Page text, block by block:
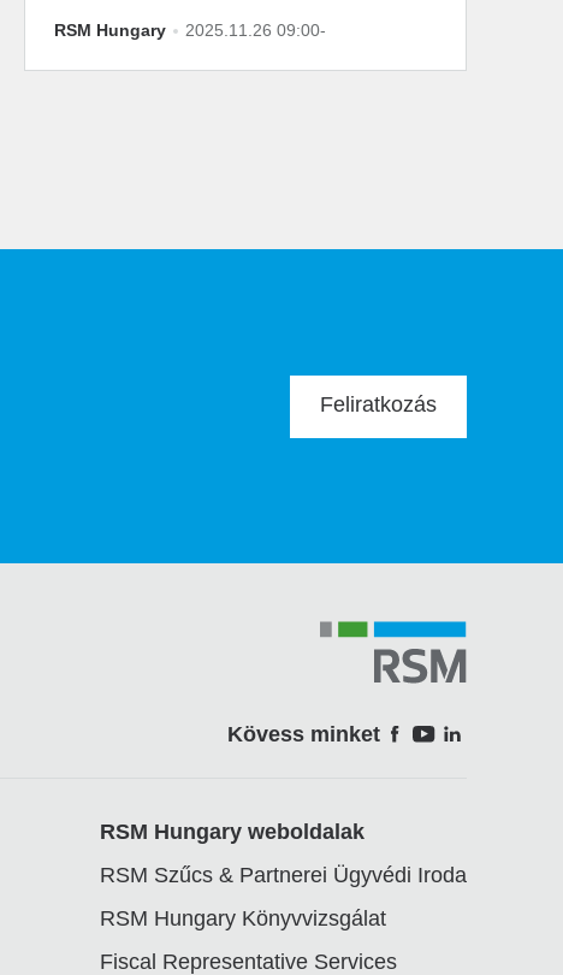
RSM Hungary 2025.11.26 09:00-
Feliratkozás
Kövess minket
RSM Hungary weboldalak
RSM Szűcs & Partnerei Ügyvédi Iroda
RSM Hungary Könyvvizsgálat
Fiscal Representative Services